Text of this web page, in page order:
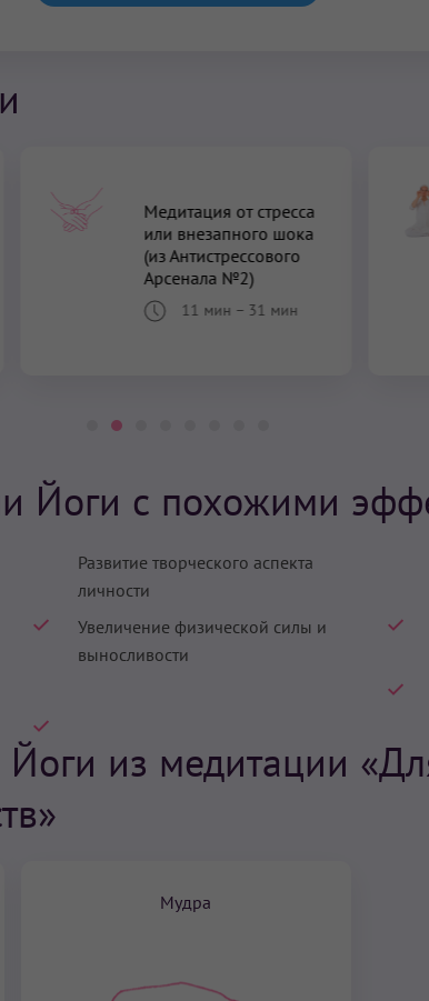
Медитация от стресса
или внезапного шока
(из Антистрессового
Арсенала №2)
11 мин – 31 мин
Йоги с похожими
Развитие творческого аспекта
личности
Увеличение физической силы и
выносливости
из медитации
Мудра